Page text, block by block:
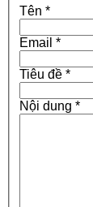
Tên *
Email *
Tiêu đề *
Nội dung *